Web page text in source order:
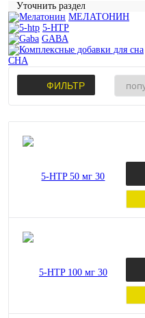
Уточнить раздел
МЕЛАТОНИН
5-HTP
GABA
СНА
ФИЛЬТР